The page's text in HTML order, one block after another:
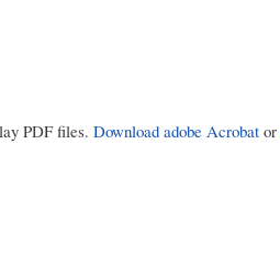
PDF files. Download adobe Acrobat or